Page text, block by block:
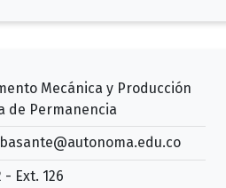
Mecánica y Producción
de Permanencia
- Ext. 126